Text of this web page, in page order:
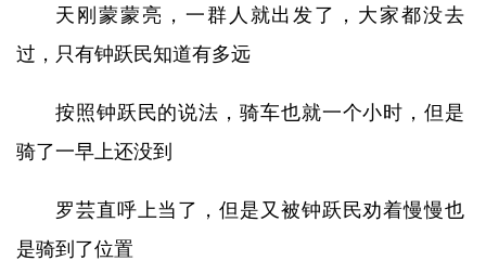
天刚蒙蒙亮，一群人就出发了，大家都没去
过，只有钟跃民知道有多远
按照钟跃民的说法，骑车也就一个小时，但是
骑了一早上还没到
罗芸直呼上当了，但是又被钟跃民劝着慢慢也
是骑到了位置